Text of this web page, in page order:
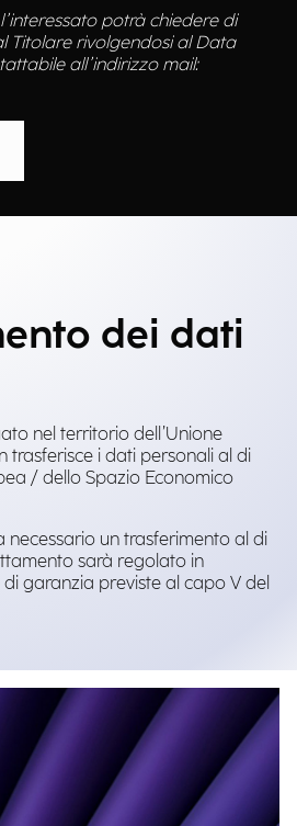
potrà chiedere di
Titolare rivolgendosi al Data
all’indirizzo mail:
dei dati
nel territorio dell’Unione
trasferisce i dati personali al di
/ dello Spazio Economico
necessario un trasferimento al di
sarà regolato in
garanzia previste al capo V del